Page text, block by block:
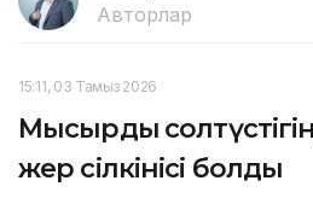
Авторлар
15:11, 03 Тамыз 2026
Мысырдың
жер сілкінісі болды